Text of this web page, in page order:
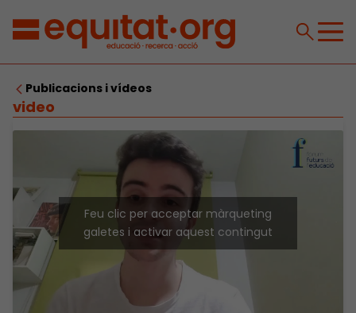
Publicacions i vídeos
video
Feu clic per acceptar màrqueting
galetes i activar aquest contingut